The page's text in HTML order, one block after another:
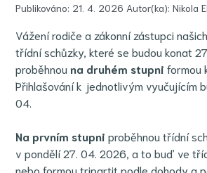
Publikováno: 21. 4. 2026 Autor(ka): Nikola
Vážení rodiče a zákonní zástupci
třídní schůzky, které se budou konat
proběhnou na druhém stupni formou
Přihlašování k jednotlivým vyučujícím
04.
Na prvním stupni proběhnou třídní
v pondělí 27. 04. 2026, a to buď ve
nebo formou tripartit podle dohody a